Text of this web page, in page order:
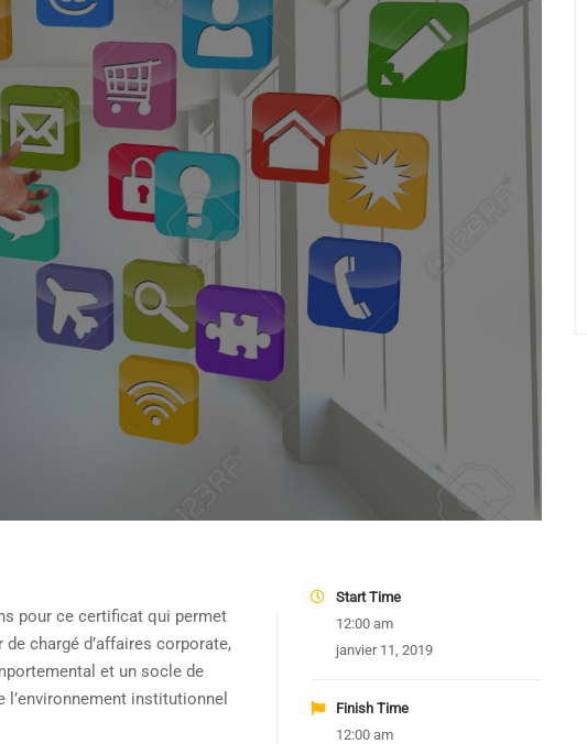
pour ce certificat qui permet
de chargé d’affaires corporate,
et un socle de
institutionnel
Start Time
12:00 am
janvier 11, 2019
Finish Time
12:00 am